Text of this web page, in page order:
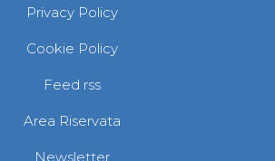
Grappling
BJJ
Pankration
S'istrumpa
News
Calendario Attività
Personale MGA
La disciplina
News
Privacy Policy
Cookie Policy
Feed rss
Area Riservata
Newsletter